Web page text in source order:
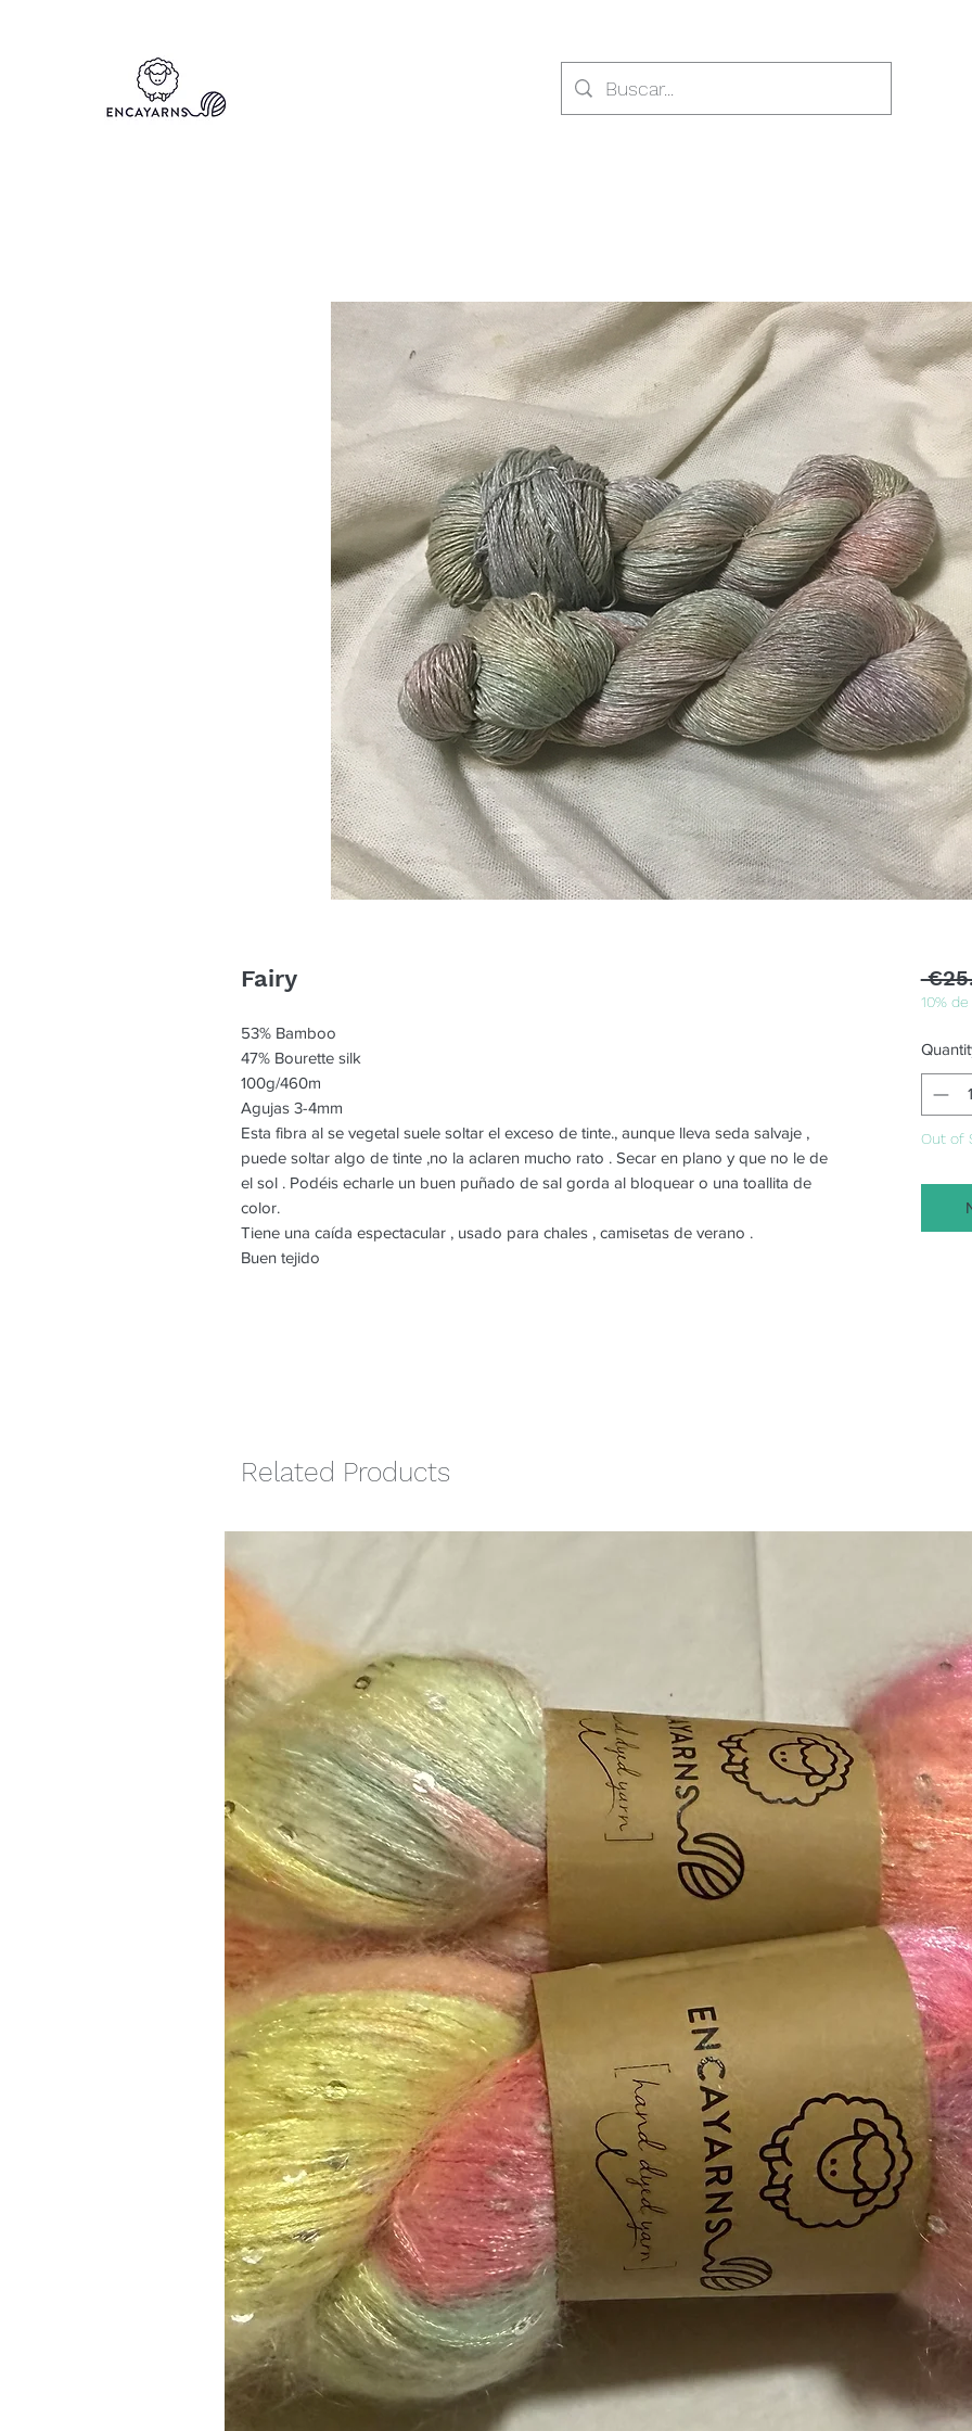
Fairy
53% Bamboo
47% Bourette silk
100g/460m
Agujas 3-4mm
Esta fibra al se vegetal suele soltar el exceso de tinte., aunque lleva seda salvaje ,
puede soltar algo de tinte ,no la aclaren mucho rato . Secar en plano y que no le de
el sol . Podéis echarle un buen puñado de sal gorda al bloquear o una toallita de
color.
Tiene una caída espectacular , usado para chales , camisetas de verano .
Buen tejido
10%
Out of
Related Products